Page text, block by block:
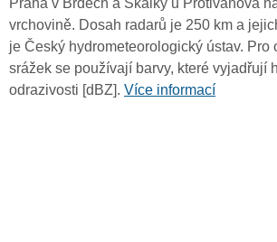
vrchovině. Dosah radarů je 250 km a
je Český hydrometeorologický ústav. Pro
srážek se používají barvy, které vyjadřují
odrazivosti [dBZ]. Více informací